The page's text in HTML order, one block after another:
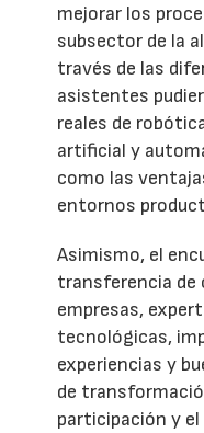
mejorar los
subsector de la
través de las
asistentes
reales de
artificial y
como las
entornos
Asimismo, el
transferencia
empresas,
tecnológicas,
experiencias y
de
participación y